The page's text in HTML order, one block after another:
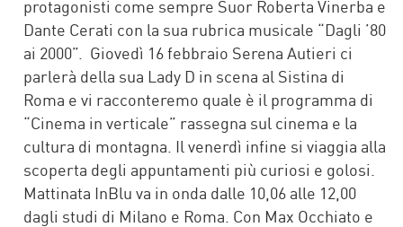
protagonisti come sempre Suor Roberta Vinerba e
Dante Cerati con la sua rubrica musicale “Dagli ’80
ai 2000”. Giovedì 16 febbraio Serena Autieri ci
parlerà della sua Lady D in scena al Sistina di
Roma e vi racconteremo quale è il programma di
“Cinema in verticale” rassegna sul cinema e la
cultura di montagna. Il venerdì infine si viaggia alla
scoperta degli appuntamenti più curiosi e golosi.
Mattinata InBlu va in onda dalle 10,06 alle 12,00
dagli studi di Milano e Roma. Con Max Occhiato e